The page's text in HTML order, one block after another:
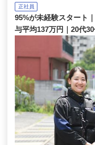
正社員
95%が未経験スタート
与平均137万円｜20代